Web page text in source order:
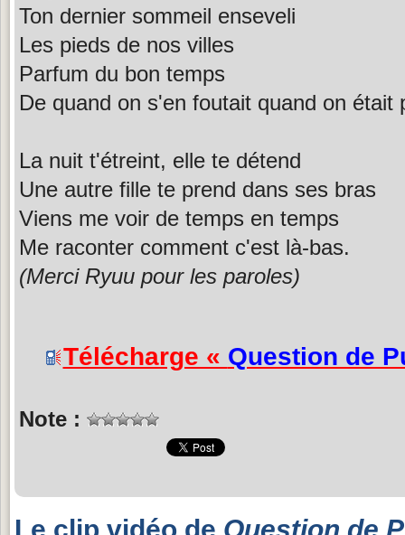
Ton dernier sommeil enseveli
Les pieds de nos villes
Parfum du bon temps
De quand on s'en foutait quand on était
La nuit t'étreint, elle te détend
Une autre fille te prend dans ses bras
Viens me voir de temps en temps
Me raconter comment c'est là-bas.
(Merci Ryuu pour les paroles)
Télécharge « Question de
Note :
Le clip vidéo de Question de